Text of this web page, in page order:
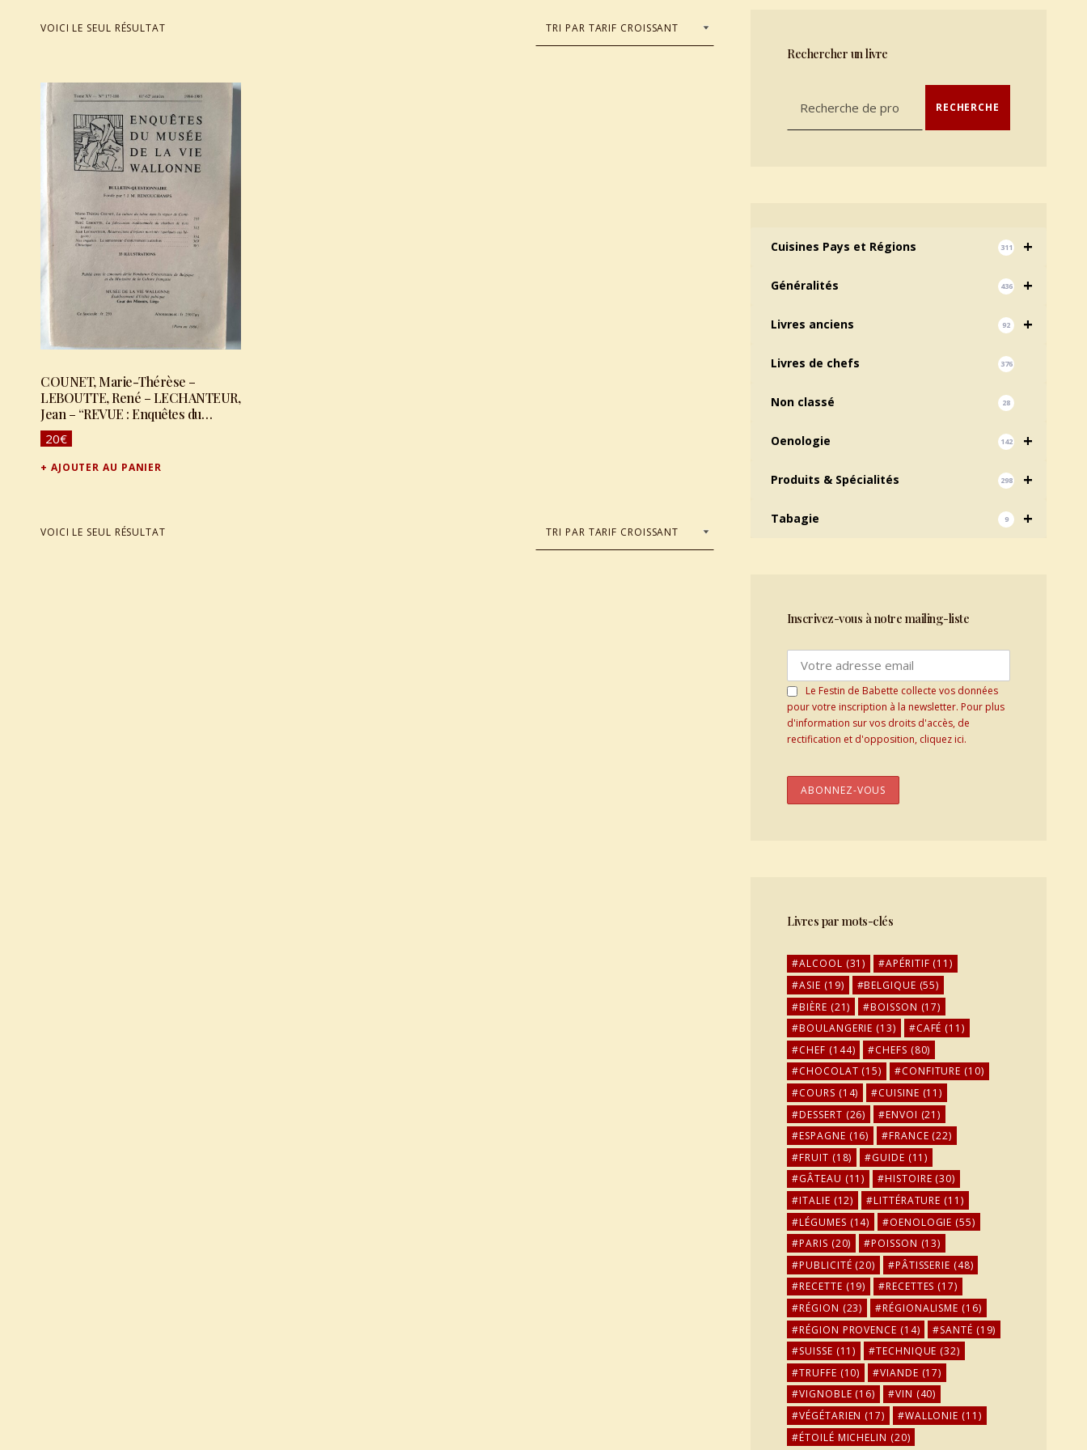
VOICI LE SEUL RÉSULTAT
List of products
COUNET, Marie-Thérèse –
LEBOUTTE, René – LECHANTEUR,
Jean – “REVUE : Enquêtes du
Musée de la vie Wallonne. Tome XV
– n° 177-180 – 61e-62e années –
1984-1985. La culture du tabac dans
la région de Comines – La
d’enfants mort-nés”
20€
AJOUTER AU PANIER
VOICI LE SEUL RÉSULTAT
Rechercher un livre
Recherche pour : RECHERCHE
+
Cuisines Pays et Régions 311
+
Généralités 436
+
Livres anciens 92
Livres de chefs 376
Non classé 28
+
Oenologie 142
+
Produits & Spécialités 298
+
Tabagie 9
Inscrivez-vous à notre mailing-liste
Le Festin de Babette collecte vos données
pour votre inscription à la newsletter. Pour plus
d'information sur vos droits d'accès, de
rectification et d'opposition, cliquez ici.
Livres par mots-clés
ALCOOL (31) APÉRITIF (11)
ASIE (19) BELGIQUE (55)
BIÈRE (21) BOISSON (17)
BOULANGERIE (13) CAFÉ (11)
CHEF (144) CHEFS (80)
CHOCOLAT (15) CONFITURE (10)
COURS (14) CUISINE (11)
DESSERT (26) ENVOI (21)
ESPAGNE (16) FRANCE (22)
FRUIT (18) GUIDE (11)
GÂTEAU (11) HISTOIRE (30)
ITALIE (12) LITTÉRATURE (11)
LÉGUMES (14) OENOLOGIE (55)
PARIS (20) POISSON (13)
PUBLICITÉ (20) PÂTISSERIE (48)
RECETTE (19) RECETTES (17)
RÉGION (23) RÉGIONALISME (16)
RÉGION PROVENCE (14) SANTÉ (19)
SUISSE (11) TECHNIQUE (32)
TRUFFE (10) VIANDE (17)
VIGNOBLE (16) VIN (40)
VÉGÉTARIEN (17) WALLONIE (11)
ÉTOILÉ MICHELIN (20)